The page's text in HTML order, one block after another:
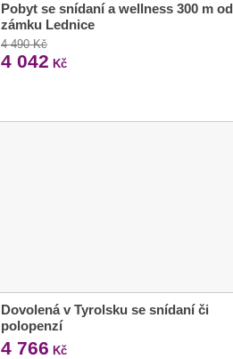
Pobyt se snídaní a wellness 300 m od
zámku Lednice
4 490 Kč
4 042 Kč
Dovolená v Tyrolsku se snídaní či
polopenzí
4 766 Kč